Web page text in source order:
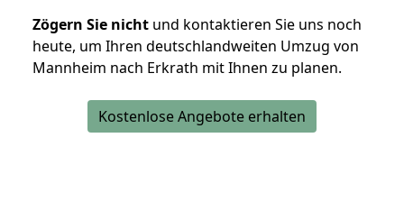
Zögern Sie nicht und kontaktieren Sie uns noch
heute, um Ihren deutschlandweiten Umzug von
Mannheim nach Erkrath mit Ihnen zu planen.
Kostenlose Angebote erhalten